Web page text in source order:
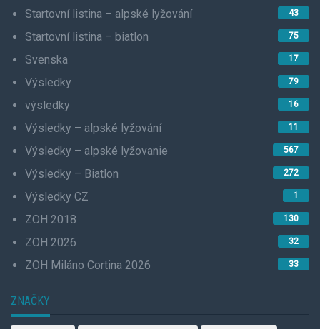
Startovní listina – alpské lyžování 43
Startovní listina – biatlon 75
Svenska 17
Výsledky 79
výsledky 16
Výsledky – alpské lyžování 11
Výsledky – alpské lyžovanie 567
Výsledky – Biatlon 272
Výsledky CZ 1
ZOH 2018 130
ZOH 2026 32
ZOH Miláno Cortina 2026 33
ZNAČKY